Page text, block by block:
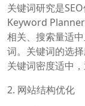
关键词研究是
Keyword
相关、搜索量适
词。关键词的选
关键词密度适中，
2. 网站结构优化